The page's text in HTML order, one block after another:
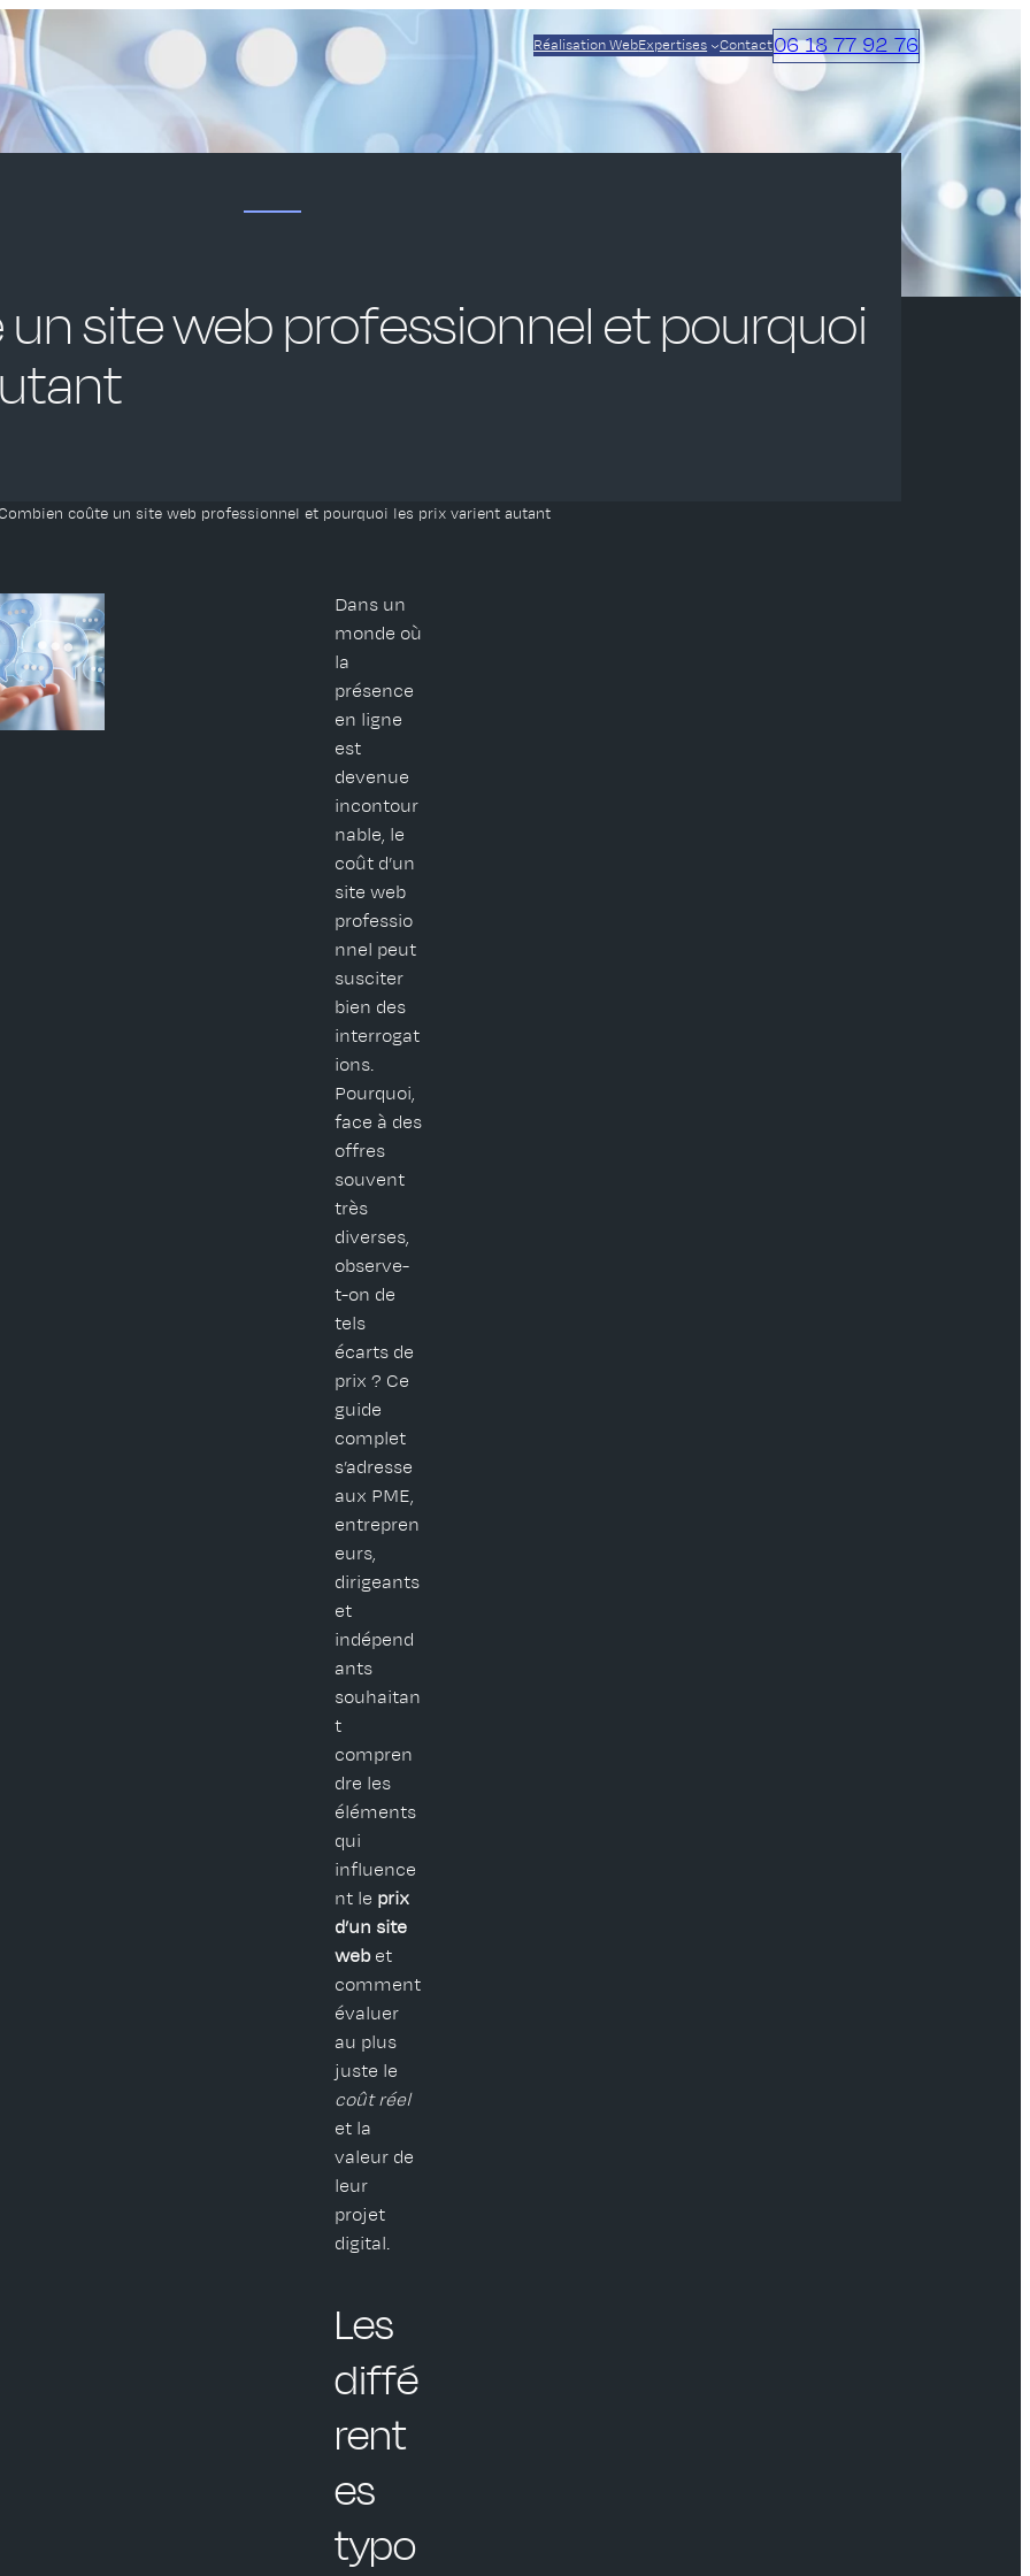
Réalisation WebExpertises Contact06 18 77 92 76
site web professionnel et pourquoi
coûte un site web professionnel et pourquoi les prix varient autant
Dans un
monde où
la
présence
en ligne
est
devenue
incontour
nable, le
coût d’un
site web
professio
nnel peut
susciter
bien des
interrogat
ions.
Pourquoi,
face à des
offres
souvent
très
diverses,
observe-
t-on de
tels
écarts de
prix ? Ce
guide
complet
s’adresse
aux PME,
entrepren
eurs,
dirigeants
et
indépend
ants
souhaitan
t
compren
dre les
éléments
qui
influence
nt le prix
d’un site
webet
comment
évaluer
au plus
juste le
coût réel
et la
valeur de
leur
projet
digital.
Les
diffé
rent
es
typo